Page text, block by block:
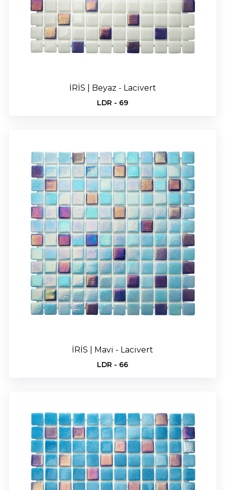
İRİS | Beyaz - Lacivert
LDR - 69
İRİS | Mavi - Lacivert
LDR - 66